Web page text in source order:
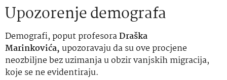
Upozorenje demografa
Demografi, poput profesoraDraška
Marinkovića, upozoravaju da su ove procjene
neozbiljne bez uzimanja u obzir vanjskih migracija,
koje se ne evidentiraju.